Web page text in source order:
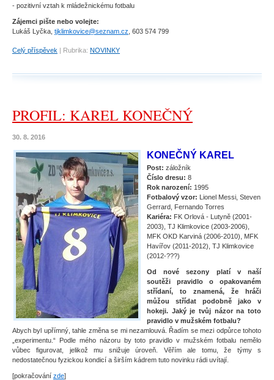
- pozitivní vztah k mládežnickému fotbalu
Zájemci pište nebo volejte:
Lukáš Lyčka, tjklimkovice@seznam.cz , 603 574 799
Celý příspěvek | Rubrika: NOVINKY
PROFIL: KAREL KONEČNÝ
30. 8. 2016
KONEČNÝ KAREL
Post: záložník
Číslo dresu: 8
Rok narození: 1995
Fotbalový vzor: Lionel Messi, Steven
Gerrard, Fernando Torres
Kariéra: FK Orlová - Lutyně (2001-
2003), TJ Klimkovice (2003-2006),
MFK OKD Karviná (2006-2010), MFK
Havířov (2011-2012), TJ Klimkovice
(2012-???)
Od nové sezony platí v naší
soutěži pravidlo o opakovaném
střídaní, to znamená, že hráči
můžou střídat podobně jako v
hokeji. Jaký je tvůj názor na toto
pravidlo v mužském fotbalu?
Abych byl upřímný, tahle změna se mi nezamlouvá. Řadím se mezi odpůrce tohoto
„experimentu.“ Podle mého názoru by toto pravidlo v mužském fotbalu nemělo
vůbec figurovat, jelikož mu snižuje úroveň. Věřím ale tomu, že týmy s
nedostatečnou fyzickou kondicí a širším kádrem tuto novinku rádi uvítají.
[pokračování zde]